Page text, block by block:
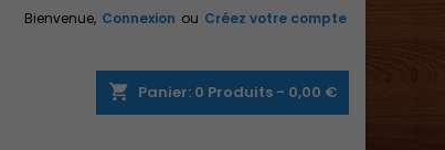
Bienvenue, Connexion ou Créez votre compte
shopping_cart Panier: 0 Produits - 0,00 €